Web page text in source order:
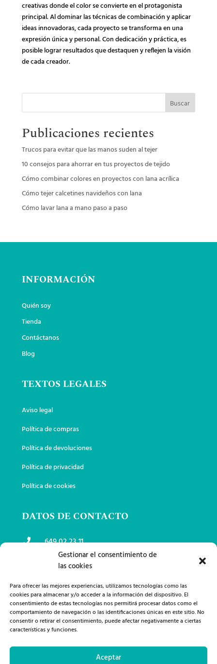
Gestionar el consentimiento de
las cookies
Para ofrecer las mejores experiencias, utilizamos tecnologías como las
cookies para almacenar y/o acceder a la información del dispositivo. El
consentimiento de estas tecnologías nos permitirá procesar datos como el
comportamiento de navegación o las identificaciones únicas en este sitio. No
consentir o retirar el consentimiento, puede afectar negativamente a ciertas
características y funciones.
Aceptar
creativas donde el color se convierte en el protagonista
principal. Al dominar las técnicas de combinación y aplicar
ideas innovadoras, cada proyecto se transforma en una
expresión única y personal. Con dedicación y práctica, es
posible lograr resultados que destaquen y reflejen la visión
de cada creador.
Buscar
Publicaciones recientes
Trucos para evitar que las manos suden al tejer
10 consejos para ahorrar en tus proyectos de tejido
Cómo combinar colores en proyectos con lana acrílica
Cómo tejer calcetines navideños con lana
Cómo lavar lana a mano paso a paso
INFORMACIÓN
Quién soy
Tienda
Contáctanos
Blog
TEXTOS LEGALES
Aviso legal
Política de compras
Política de devoluciones
Política de privacidad
Política de cookies
DATOS DE CONTACTO
 649 02 23 11
lanasemi79@gmail.com

Calle Juan Alcaide, 12 13300 Valdepeñas,
España